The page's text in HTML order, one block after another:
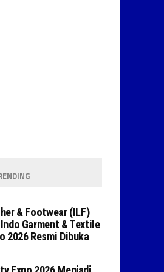
& Footwear (ILF)
Garment & Textile
2026 Resmi Dibuka